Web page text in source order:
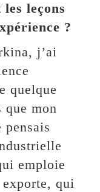
leçons
?
j’ai
quelque
que mon
emploie
qui